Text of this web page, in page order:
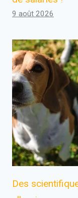
9 août 2026
Des